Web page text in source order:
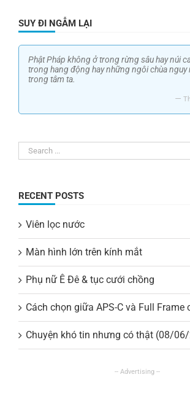
SUY ĐI NGẪM LẠI
Phật Pháp không ở trong rừng sâu hay núi
trong hang động hay những ngôi chùa nguy
trong tâm ta.
—
Search
for:
RECENT POSTS
Viên lọc nước
Màn hình lớn trên kính mắt
Phụ nữ Ê Đê & tục cưới chồng
Cách chọn giữa APS-C và Full Frame
Chuyện khó tin nhưng có thật (08/